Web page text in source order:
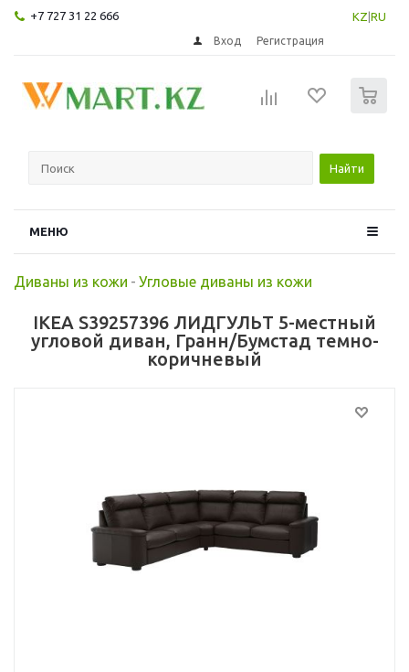
+7 727 31 22 666 KZ RU
Вход Регистрация
Найти
МЕНЮ
Диваны из кожи - Угловые диваны из кожи
IKEA S39257396 ЛИДГУЛЬТ 5-местный
угловой диван, Гранн/Бумстад темно-
коричневый